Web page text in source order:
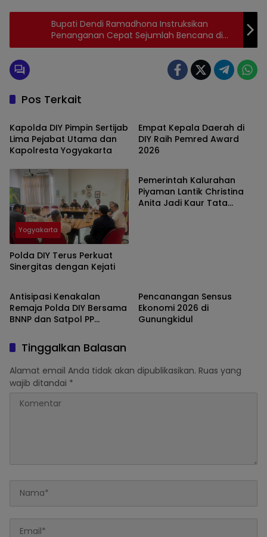
Bupati Dendi Ramadhona Instruksikan
Penanganan Cepat Sejumlah Bencana di
Wilayah Kabupaten Pesawaran
Pos Terkait
Yogyakarta
Kapolda DIY Pimpin Sertijab
Lima Pejabat Utama dan
Kapolresta Yogyakarta
Empat Kepala Daerah di
DIY Raih Pemred Award
2026
Yogyakarta
Polda DIY Terus Perkuat
Sinergitas dengan Kejati
Gunungkidul
Pemerintah Kalurahan
Piyaman Lantik Christina
Anita Jadi Kaur Tata
Yogyakarta
Antisipasi Kenakalan
Remaja Polda DIY Bersama
BNNP dan Satpol PP
Pencanangan Sensus
Ekonomi 2026 di
Gunungkidul
Tinggalkan Balasan
Alamat email Anda tidak akan dipublikasikan. Ruas yang
wajib ditandai *